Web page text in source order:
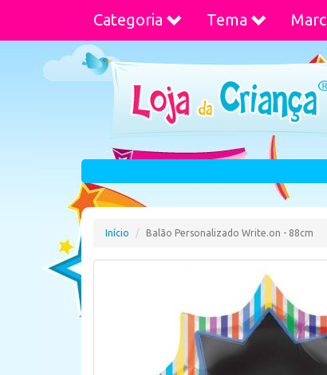
Categoria Tema
Início Balão Personalizado Write.on - 88cm